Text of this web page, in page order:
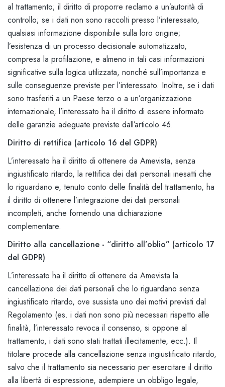
al trattamento; il diritto di proporre reclamo a un’autorità di
controllo; se i dati non sono raccolti presso l’interessato,
qualsiasi informazione disponibile sulla loro origine;
l’esistenza di un processo decisionale automatizzato,
compresa la profilazione, e almeno in tali casi informazioni
significative sulla logica utilizzata, nonché sull’importanza e
sulle conseguenze previste per l’interessato. Inoltre, se i dati
sono trasferiti a un Paese terzo o a un’organizzazione
internazionale, l’interessato ha il diritto di essere informato
delle garanzie adeguate previste dall’articolo 46.
Diritto di rettifica (articolo 16 del GDPR)
L’interessato ha il diritto di ottenere da Amevista, senza
ingiustificato ritardo, la rettifica dei dati personali inesatti che
lo riguardano e, tenuto conto delle finalità del trattamento, ha
il diritto di ottenere l’integrazione dei dati personali
incompleti, anche fornendo una dichiarazione
complementare.
Diritto alla cancellazione - “diritto all’oblio” (articolo 17
del GDPR)
L’interessato ha il diritto di ottenere da Amevista la
cancellazione dei dati personali che lo riguardano senza
ingiustificato ritardo, ove sussista uno dei motivi previsti dal
Regolamento (es. i dati non sono più necessari rispetto alle
finalità, l’interessato revoca il consenso, si oppone al
trattamento, i dati sono stati trattati illecitamente, ecc.). Il
titolare procede alla cancellazione senza ingiustificato ritardo,
salvo che il trattamento sia necessario per esercitare il diritto
alla libertà di espressione, adempiere un obbligo legale,